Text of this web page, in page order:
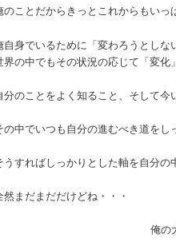
のことだからきっとこれからもいっ
自身でいるために「変わろうとし
界の中でもその状況の応じて「変
分のことをよく知ること、そして
の中でいつも自分の進むべき道を
うすればしっかりとした軸を自分
然まだまだだけどね・・・
俺の